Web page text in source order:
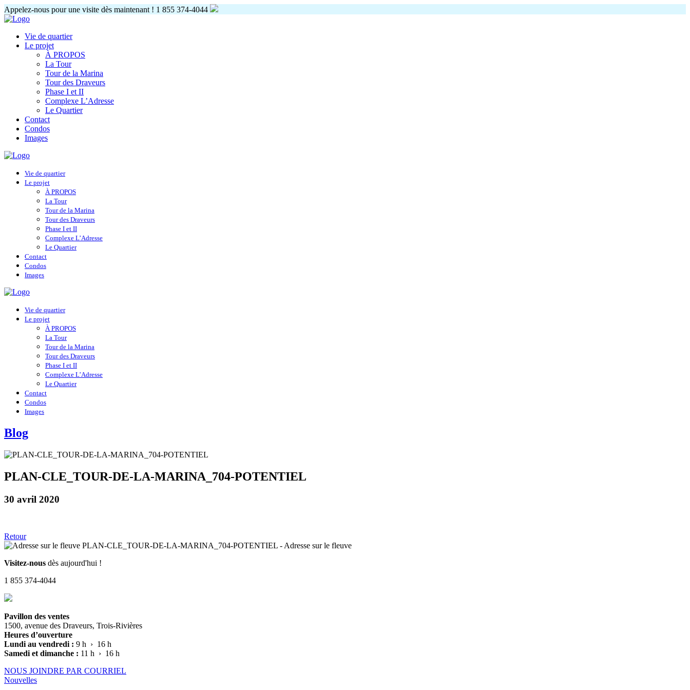
Appelez-nous pour une visite dès maintenant ! 1 855 374-4044
Vie de quartier
Le projet
À PROPOS
La Tour
Tour de la Marina
Tour des Draveurs
Phase I et II
Complexe L’Adresse
Le Quartier
Contact
Condos
Images
Vie de quartier
Le projet
À PROPOS
La Tour
Tour de la Marina
Tour des Draveurs
Phase I et II
Complexe L’Adresse
Le Quartier
Contact
Condos
Images
Vie de quartier
Le projet
À PROPOS
La Tour
Tour de la Marina
Tour des Draveurs
Phase I et II
Complexe L’Adresse
Le Quartier
Contact
Condos
Images
Blog
PLAN-CLE_TOUR-DE-LA-MARINA_704-POTENTIEL
30 avril 2020
Retour
Visitez-nous dès aujourd'hui !
1 855 374-4044
Pavillon des ventes
1500, avenue des Draveurs, Trois-Rivières
Heures d’ouverture
Lundi au vendredi : 9 h › 16 h
Samedi et dimanche : 11 h › 16 h
NOUS JOINDRE PAR COURRIEL
Nouvelles